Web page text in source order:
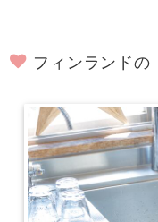
フィンランド